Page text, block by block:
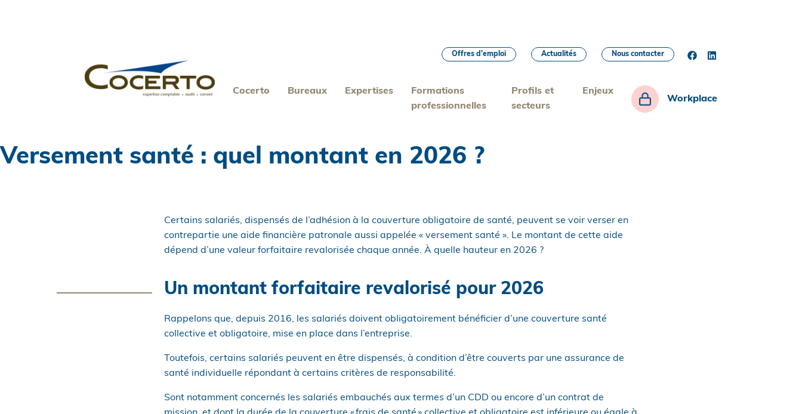
Cocerto Bureaux Expertises
Formations
professionnelles
Profils et
secteurs
Enjeux
Workplace
Offres d’emploi Actualités Nous contacter
Versement santé : quel montant en 2026 ?
Certains salariés, dispensés de l’adhésion à la couverture obligatoire de santé, peuvent se voir verser en
contrepartie une aide financière patronale aussi appelée « versement santé ». Le montant de cette aide
dépend d’une valeur forfaitaire revalorisée chaque année. À quelle hauteur en 2026 ?
Un montant forfaitaire revalorisé pour 2026
Rappelons que, depuis 2016, les salariés doivent obligatoirement bénéficier d’une couverture santé
collective et obligatoire, mise en place dans l’entreprise.
Toutefois, certains salariés peuvent en être dispensés, à condition d’être couverts par une assurance de
santé individuelle répondant à certains critères de responsabilité.
Sont notamment concernés les salariés embauchés aux termes d’un CDD ou encore d’un contrat de